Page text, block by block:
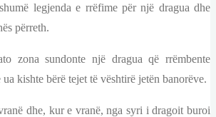
legjenda e rrëfime për një dragua dhe
përreth.
zona sundonte një dragua që rrëmbente
kishte bërë tejet të vështirë jetën banorëve.
dhe, kur e vranë, nga syri i dragoit buroi